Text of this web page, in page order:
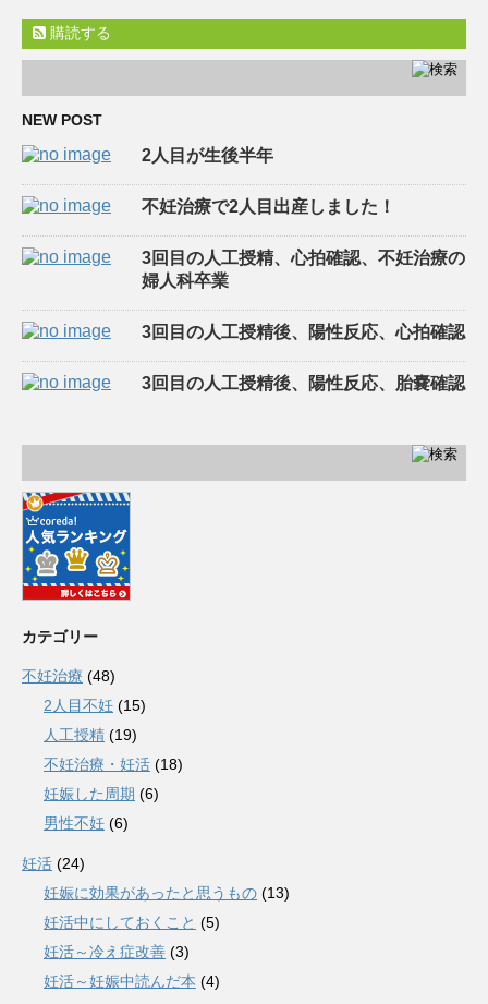
購読する
NEW POST
2人目が生後半年
不妊治療で2人目出産しました！
3回目の人工授精、心拍確認、不妊治療の
婦人科卒業
3回目の人工授精後、陽性反応、心拍確認
3回目の人工授精後、陽性反応、胎嚢確認
カテゴリー
不妊治療 (48)
2人目不妊 (15)
人工授精 (19)
不妊治療・妊活 (18)
妊娠した周期 (6)
男性不妊 (6)
妊活 (24)
妊娠に効果があったと思うもの (13)
妊活中にしておくこと (5)
妊活～冷え症改善 (3)
妊活～妊娠中読んだ本 (4)